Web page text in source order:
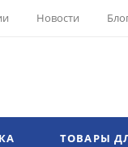
Новости
ТОВАРЫ